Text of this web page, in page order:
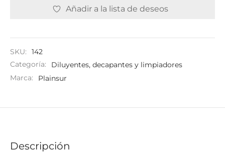
Añadir a la lista de deseos
SKU:
142
Categoría:
Diluyentes, decapantes y limpiadores
Marca:
Plainsur
Descripción